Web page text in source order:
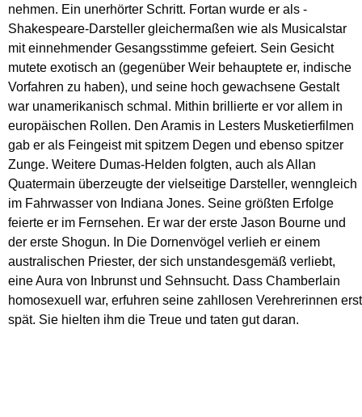
nehmen. Ein unerhörter Schritt. Fortan wurde er als ­
Shakespeare-Darsteller gleichermaßen wie als Musicalstar
mit einnehmender Gesangsstimme gefeiert. Sein Gesicht
mutete exotisch an (gegenüber Weir behauptete er, indische
Vorfahren zu haben), und seine hoch gewachsene Gestalt
war unamerikanisch schmal. Mithin brillierte er vor allem in
europäischen Rollen. Den Aramis in Lesters Musketierfilmen
gab er als Feingeist mit spitzem Degen und ebenso spitzer
Zunge. Weitere Dumas-Helden folgten, auch als Allan
Quatermain überzeugte der vielseitige Darsteller, wenngleich
im Fahrwasser von Indiana Jones. Seine größten Erfolge
feierte er im Fernsehen. Er war der erste Jason Bourne und
der erste Shogun. In Die Dornenvögel verlieh er einem
australischen Priester, der sich unstandesgemäß verliebt,
eine Aura von Inbrunst und Sehnsucht. Dass Chamberlain
homosexuell war, erfuhren seine zahllosen Verehrerinnen erst
spät. Sie hielten ihm die Treue und taten gut daran.